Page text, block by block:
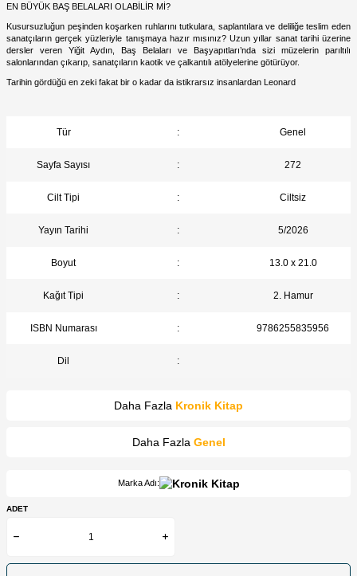
EN BÜYÜK BAŞ BELALARI OLABİLİR Mİ?
Kusursuzluğun peşinden koşarken ruhlarını tutkulara, saplantılara ve deliliğe teslim eden
sanatçıların gerçek yüzleriyle tanışmaya hazır mısınız? Uzun yıllar sanat tarihi üzerine
dersler veren Yiğit Aydın, Baş Belaları ve Başyapıtları’nda sizi müzelerin parıltılı
salonlarından çıkarıp, sanatçıların kaotik ve çalkantılı atölyelerine götürüyor.
Tarihin gördüğü en zeki fakat bir o kadar da istikrarsız insanlardan Leonard
Tür : Genel
Sayfa Sayısı : 272
Cilt Tipi : Ciltsiz
Yayın Tarihi : 5/2026
Boyut : 13.0 x 21.0
Kağıt Tipi : 2. Hamur
ISBN Numarası : 9786255835956
Dil :
Daha Fazla Kronik Kitap
Daha Fazla Genel
Marka Adı:
ADET